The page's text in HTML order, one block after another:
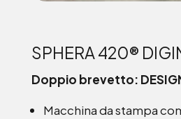
SPHERA 420®
Doppio brevetto:
Macchina da stampa